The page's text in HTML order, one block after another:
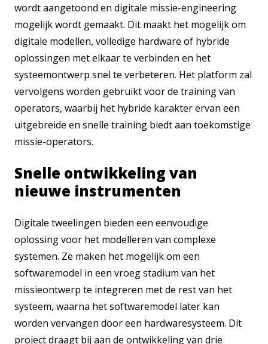
wordt aangetoond en digitale missie-engineering
mogelijk wordt gemaakt. Dit maakt het mogelijk om
digitale modellen, volledige hardware of hybride
oplossingen met elkaar te verbinden en het
systeemontwerp snel te verbeteren. Het platform zal
vervolgens worden gebruikt voor de training van
operators, waarbij het hybride karakter ervan een
uitgebreide en snelle training biedt aan toekomstige
missie-operators.
Snelle ontwikkeling van
nieuwe instrumenten
Digitale tweelingen bieden een eenvoudige
oplossing voor het modelleren van complexe
systemen. Ze maken het mogelijk om een
softwaremodel in een vroeg stadium van het
missieontwerp te integreren met de rest van het
systeem, waarna het softwaremodel later kan
worden vervangen door een hardwaresysteem. Dit
project draagt bij aan de ontwikkeling van drie